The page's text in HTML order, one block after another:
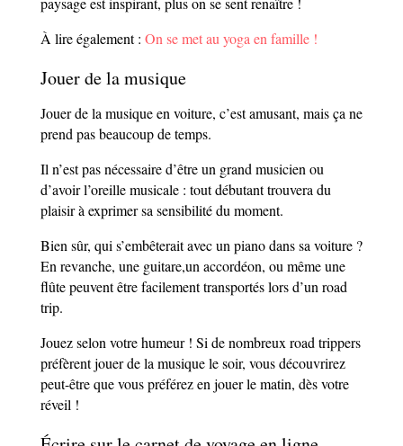
À lire également : On se met au yoga en famille !
Jouer de la musique
Jouer de la musique en voiture, c’est amusant, mais ça ne
prend pas beaucoup de temps.
Il n’est pas nécessaire d’être un grand musicien ou
d’avoir l’oreille musicale : tout débutant trouvera du
plaisir à exprimer sa sensibilité du moment.
Bien sûr, qui s’embêterait avec un piano dans sa voiture ?
En revanche, une guitare,un accordéon, ou même une
flûte peuvent être facilement transportés lors d’un road
trip.
Jouez selon votre humeur ! Si de nombreux road trippers
préfèrent jouer de la musique le soir, vous découvrirez
peut-être que vous préférez en jouer le matin, dès votre
réveil !